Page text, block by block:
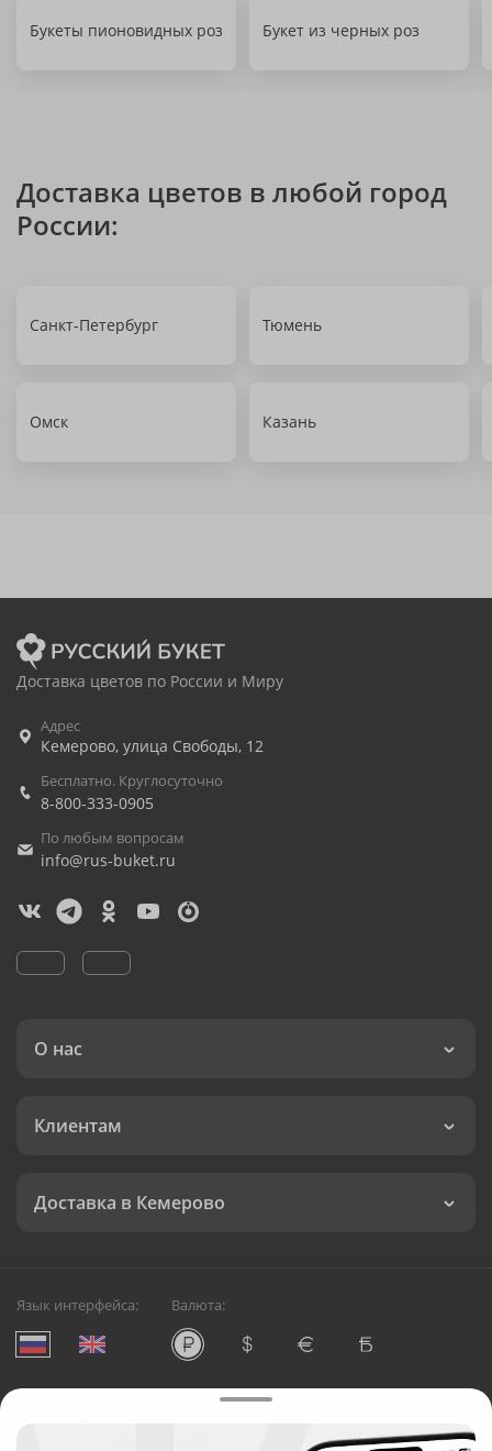
Букеты пионовидных роз Букет из черных роз
Доставка цветов в любой город
России:
Санкт-Петербург Тюмень
Омск Казань
Доставка цветов по России и Миру
Адрес
Кемерово, улица Свободы, 12
Бесплатно. Круглосуточно
8-800-333-0905
По любым вопросам
info@rus-buket.ru
О нас
Клиентам
Доставка в Кемерово
Язык интерфейса: Валюта:
Служба круглосуточной доставки цветов в Кемерово
Русский Букет, 2026